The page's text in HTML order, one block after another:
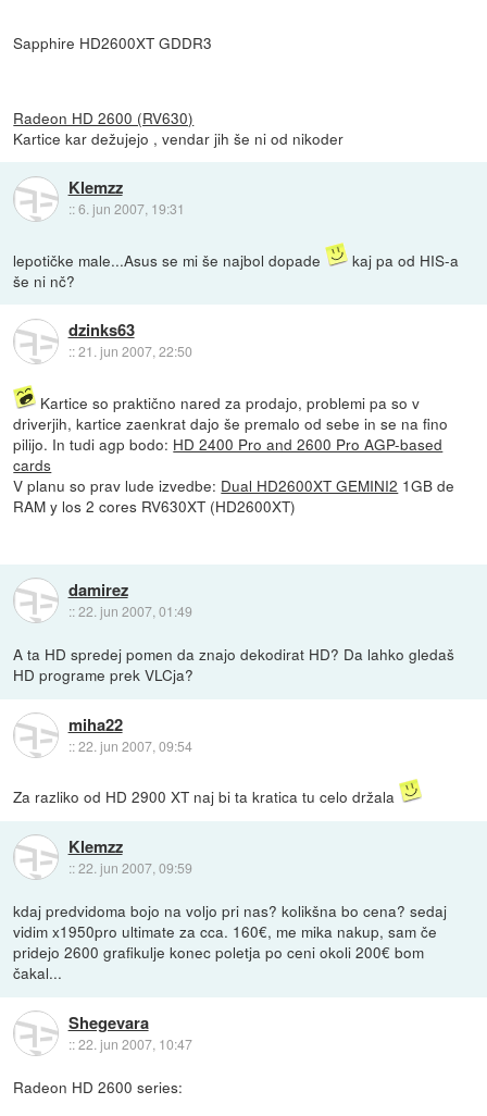
Sapphire HD2600XT GDDR3
Radeon HD 2600 (RV630)
Kartice kar dežujejo , vendar jih še ni od nikoder
Klemzz
::6. jun 2007, 19:31
lepotičke male...Asus se mi še najbol dopade
kaj pa od HIS-a
še ni nč?
dzinks63
::21. jun 2007, 22:50
Kartice so praktično nared za prodajo, problemi pa so v
driverjih, kartice zaenkrat dajo še premalo od sebe in se na fino
pilijo. In tudi agp bodo: HD 2400 Pro and 2600 Pro AGP-based
cards
V planu so prav lude izvedbe: Dual HD2600XT GEMINI2 1GB de
RAM y los 2 cores RV630XT (HD2600XT)
damirez
::22. jun 2007, 01:49
A ta HD spredej pomen da znajo dekodirat HD? Da lahko gledaš
HD programe prek VLCja?
miha22
::22. jun 2007, 09:54
Za razliko od HD 2900 XT naj bi ta kratica tu celo držala
Klemzz
::22. jun 2007, 09:59
kdaj predvidoma bojo na voljo pri nas? kolikšna bo cena? sedaj
vidim x1950pro ultimate za cca. 160€, me mika nakup, sam če
pridejo 2600 grafikulje konec poletja po ceni okoli 200€ bom
čakal...
Shegevara
::22. jun 2007, 10:47
Radeon HD 2600 series: